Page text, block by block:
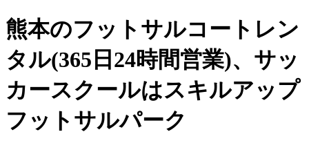
熊本のフットサルコートレン
タル(365日24時間営業)、 サッ
カースクールはスキルアップ
フットサルパーク